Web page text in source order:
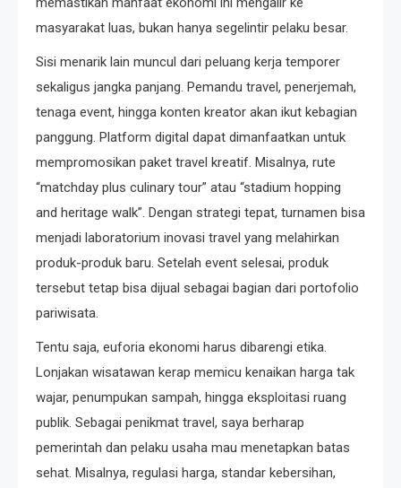
masyarakat luas, bukan hanya segelintir pelaku besar.
Sisi menarik lain muncul dari peluang kerja temporer
sekaligus jangka panjang. Pemandu travel, penerjemah,
tenaga event, hingga konten kreator akan ikut kebagian
panggung. Platform digital dapat dimanfaatkan untuk
mempromosikan paket travel kreatif. Misalnya, rute
“matchday plus culinary tour” atau “stadium hopping
and heritage walk”. Dengan strategi tepat, turnamen bisa
menjadi laboratorium inovasi travel yang melahirkan
produk-produk baru. Setelah event selesai, produk
tersebut tetap bisa dijual sebagai bagian dari portofolio
pariwisata.
Tentu saja, euforia ekonomi harus dibarengi etika.
Lonjakan wisatawan kerap memicu kenaikan harga tak
wajar, penumpukan sampah, hingga eksploitasi ruang
publik. Sebagai penikmat travel, saya berharap
pemerintah dan pelaku usaha mau menetapkan batas
sehat. Misalnya, regulasi harga, standar kebersihan,